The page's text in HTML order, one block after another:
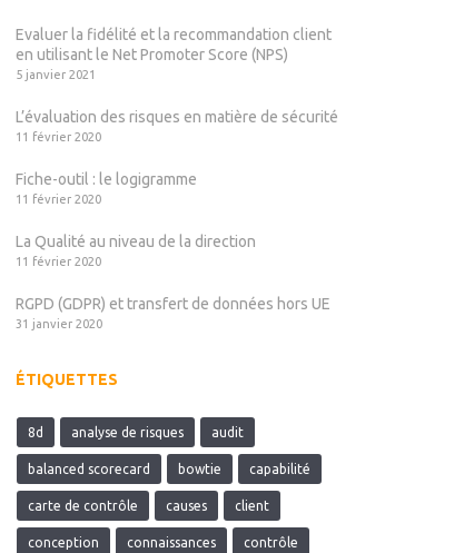
Evaluer la fidélité et la recommandation client
en utilisant le Net Promoter Score (NPS)
5 janvier 2021
L’évaluation des risques en matière de sécurité
11 février 2020
Fiche-outil : le logigramme
11 février 2020
La Qualité au niveau de la direction
11 février 2020
RGPD (GDPR) et transfert de données hors UE
31 janvier 2020
ÉTIQUETTES
8d analyse de risques audit
balanced scorecard bowtie capabilité
carte de contrôle causes client
conception connaissances contrôle